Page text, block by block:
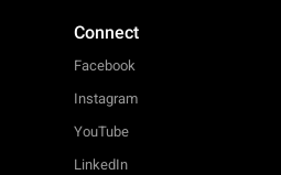
Connect
Facebook
Instagram
YouTube
LinkedIn